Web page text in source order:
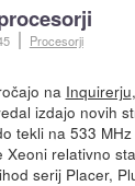
Procesorji
na Inquirerju
izdajo novih
tekli na 533
Xeoni relativno
serij Placer,